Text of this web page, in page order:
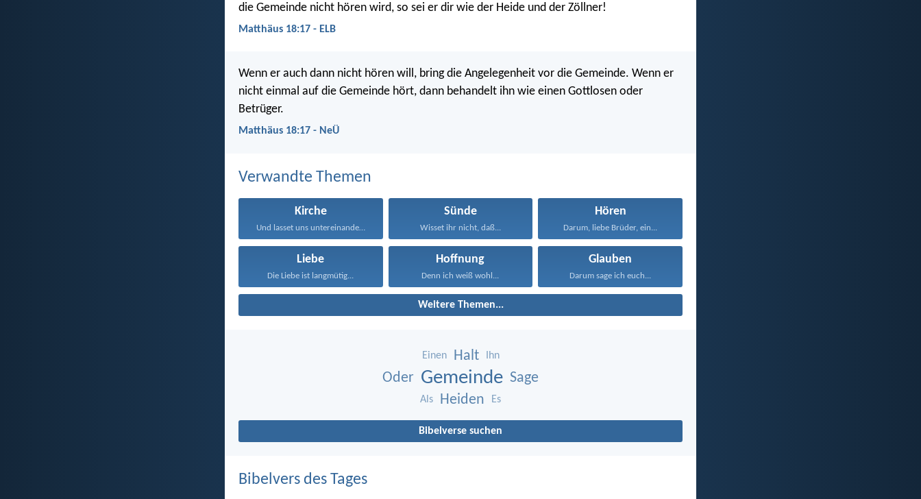
die Gemeinde nicht hören wird, so sei er dir wie der Heide und der Zöllner!
Matthäus 18:17 - ELB
Wenn er auch dann nicht hören will, bring die Angelegenheit vor die Gemeinde. Wenn er
nicht einmal auf die Gemeinde hört, dann behandelt ihn wie einen Gottlosen oder
Betrüger.
Matthäus 18:17 - NeÜ
Verwandte Themen
Kirche
Und lasset uns untereinander...
Sünde
Wisset ihr nicht, daß...
Hören
Darum, liebe Brüder, ein...
Liebe
Die Liebe ist langmütig...
Hoffnung
Denn ich weiß wohl...
Glauben
Darum sage ich euch...
Weitere Themen...
Einen Halt Ihn
Oder Gemeinde Sage
Als Heiden Es
Bibelverse suchen
Bibelvers des Tages